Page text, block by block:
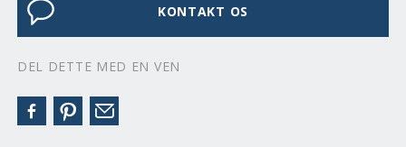
KONTAKT OS
DEL DETTE MED EN VEN